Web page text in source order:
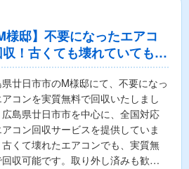
様邸】不要になったエアコ
！古くても壊れていても問
県廿日市市のM様邸にて、不要になっ
コンを実質無料で回収いたしまし
広島県廿日市市を中心に、全国対応
コン回収サービスを提供していま
くて壊れたエアコンでも、実質無
収可能です。取り外し済みも歓